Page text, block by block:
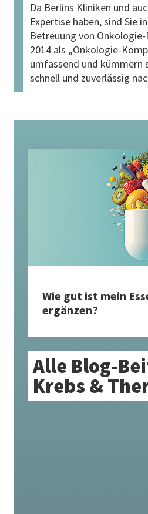
Da Berlins Kliniken und
Expertise haben, sind Sie
Betreuung von
2014 als „Onkologie-
umfassend und kümmern
schnell und zuverlässig
Wie gut ist mein
ergänzen?
Alle Blog-
Krebs &